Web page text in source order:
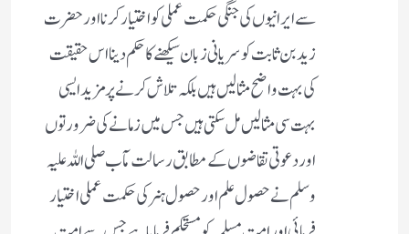
سے ایرانیوں کی جنگی حکمت عملی کو اختیار کرنا اور حضرت
زید بن ثابت کو سریانی زبان سیکھنے کا حکم دینا اس حقیقت
کی بہت واضح مثالیں ہیں بلکہ تلاش کرنے پر مزید ایسی
بہت سی مثالیں مل سکتی ہیں جس میں زمانے کی ضرورتوں
اور دعوتی تقاضوں کے مطابق رسالت مآب صلی اللہ علیہ
وسلم نے حصول علم اور حصول ہنر کی حکمت عملی اختیار